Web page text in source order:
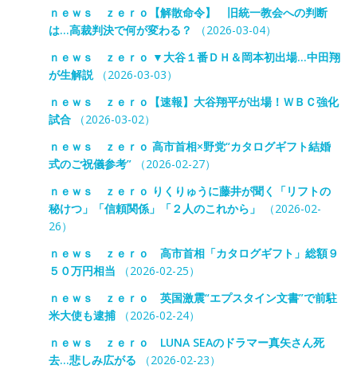
ｎｅｗｓ ｚｅｒｏ【解散命令】 旧統一教会への判断
は…高裁判決で何が変わる？
（2026-03-04）
ｎｅｗｓ ｚｅｒｏ ▼大谷１番ＤＨ＆岡本初出場…中田翔
が生解説（2026-03-03）
ｎｅｗｓ ｚｅｒｏ【速報】大谷翔平が出場！ＷＢＣ強化
試合（2026-03-02）
ｎｅｗｓ ｚｅｒｏ 高市首相×野党“カタログギフト結婚
式のご祝儀参考”（2026-02-27）
ｎｅｗｓ ｚｅｒｏ りくりゅうに藤井が聞く「リフトの
秘けつ」「信頼関係」「２人のこれから」
（2026-02-
26）
ｎｅｗｓ ｚｅｒｏ 高市首相「カタログギフト」総額９
５０万円相当 （2026-02-25）
ｎｅｗｓ ｚｅｒｏ 英国激震“エプスタイン文書”で前駐
米大使も逮捕（2026-02-24）
ｎｅｗｓ ｚｅｒｏ LUNA SEAのドラマー真矢さん死
去…悲しみ広がる （2026-02-23）